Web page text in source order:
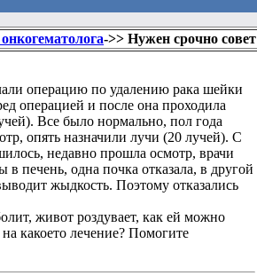
->> Нужен срочно совет
операцию по удалению рака шейки
операцией и после она проходила
Все было нормально, пол года
опять назначили лучи (20 лучей). С
недавно прошла осмотр, врачи
в печень, одна почка отказала, в другой
жыдкость. Поэтому отказались
живот роздувает, как ей можно
какоето лечение? Помогите